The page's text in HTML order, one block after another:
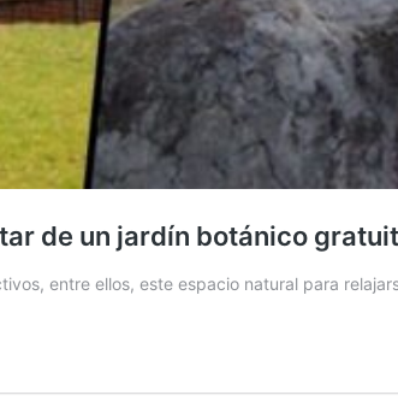
de un jardín botánico
entre ellos, este espacio natural para